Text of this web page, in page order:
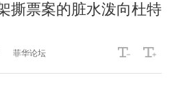
撕票案的脏水泼向杜特
菲华论坛